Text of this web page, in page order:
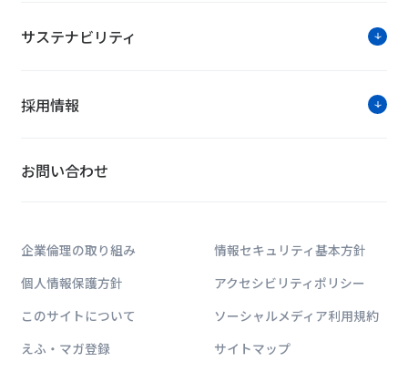
サステナビリティ
採用情報
お問い合わせ
企業倫理の取り組み
情報セキュリティ基本方針
個人情報保護方針
アクセシビリティポリシー
このサイトについて
ソーシャルメディア利用規約
えふ・マガ登録
サイトマップ